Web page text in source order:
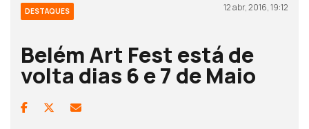
DESTAQUES 12 abr, 2016, 19:12
Belém Art Fest está de
volta dias 6 e 7 de Maio